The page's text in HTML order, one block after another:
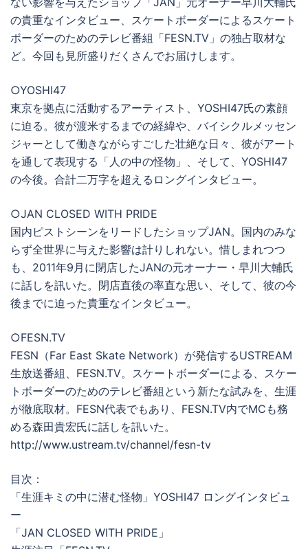
の貴重なインタビュー、スケートボーダーによるスケート
ボーダーのためのテレビ番組「FESN.TV」の独占取材な
ど。今回も見所盛りだくさんでお届けします。
○YOSHI47
東京を拠点に活動するアーティスト、YOSHI47氏の素顔
に迫る。彼が渡米するまでの経緯や、バイシクルメッセン
ジャーとして働きながらすごした壮絶な日々、彼がアート
を通して表現する「人の中の怪物」、そして、YOSHI47
の今後。合計二万字を超えるロングインタビュー。
○JAN CLOSED WITH PRIDE
国内ピストシーンをリードしたショップJAN。国内のみな
らず全世界に与えた影響は計りしれない。惜しまれつつ
も、2011年9月に閉店したJANの元オーナー・早川大輔氏
に話しを訊いた。閉店直後の率直な思い、そして、彼の今
後までに迫った貴重なインタビュー。
○FESN.TV
FESN（Far East Skate Network）が発信するUSTREAM
生放送番組、FESN.TV。スケートボーダーによる、スケー
トボーダーのためのテレビ番組という新たな試みを、生涯
が徹底取材。FESN代表でもあり、FESN.TV内でMCも務
める森田貴宏氏に話しを訊いた。
http://www.ustream.tv/channel/fesn-tv
目次：
「生涯キミの中に潜む怪物」YOSHI47 ロングインタビュ
ー
「JAN CLOSED WITH PRIDE」